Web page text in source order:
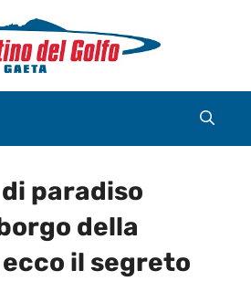
paradiso
della
il segreto